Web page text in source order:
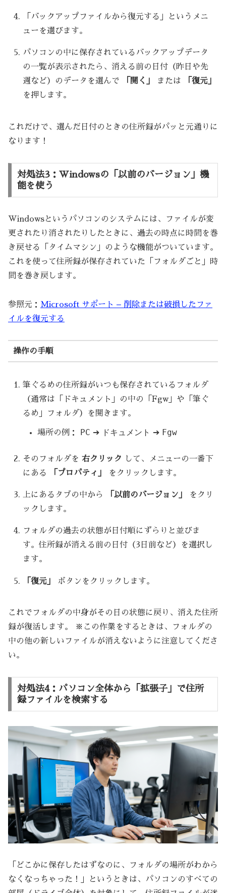
「バックアップファイルから復元する」というメニ
ューを選びます。
パソコンの中に保存されているバックアップデータ
の一覧が表示されたら、消える前の日付（昨日や先
週など）のデータを選んで
「開く」 または
「復元」
を押します。
これだけで、選んだ日付のときの住所録がパッと元通りに
なります！
対処法3：Windowsの「以前のバージョン」機
能を使う
Windowsというパソコンのシステムには、ファイルが変
更されたり消されたりしたときに、過去の時点に時間を巻
き戻せる「タイムマシン」のような機能がついています。
これを使って住所録が保存されていた「フォルダごと」時
間を巻き戻します。
参照元： Microsoft サポート – 削除または破損したファ
イルを復元する
操作の手順
筆ぐるめの住所録がいつも保存されているフォルダ
（通常は「ドキュメント」の中の「Fgw」や「筆ぐ
るめ」フォルダ）を開きます。
場所の例： PC ➔ ドキュメント ➔ Fgw
そのフォルダを右クリック
して、メニューの一番下
にある
「プロパティ」 をクリックします。
上にあるタブの中から 「以前のバージョン」
をクリ
ックします。
フォルダの過去の状態が日付順にずらりと並びま
す。住所録が消える前の日付（3日前など）を選択し
ます。
「復元」 ボタンをクリックします。
これでフォルダの中身がその日の状態に戻り、消えた住所
録が復活します。 ※この作業をするときは、フォルダの
中の他の新しいファイルが消えないように注意してくださ
い。
対処法4：パソコン全体から「拡張子」で住所
録ファイルを検索する
「どこかに保存したはずなのに、フォルダの場所がわから
なくなっちゃった！」というときは、パソコンのすべての